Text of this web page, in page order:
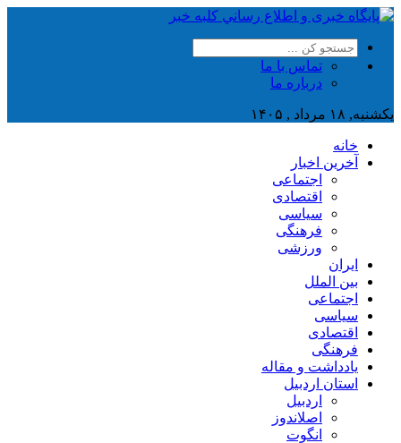
تماس با ما
درباره ما
یکشنبه, ۱۸ مرداد , ۱۴۰۵
خانه
آخرین اخبار
اجتماعی
اقتصادی
سیاسی
فرهنگی
ورزشی
ایران
بین الملل
اجتماعی
سیاسی
اقتصادی
فرهنگی
یادداشت و مقاله
استان اردبیل
اردبیل
اصلاندوز
انگوت